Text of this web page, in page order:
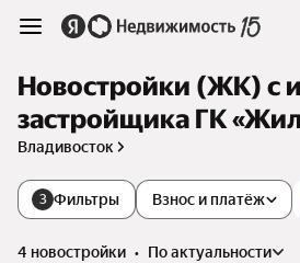
Новостройки (ЖК) с
застройщика ГК
Владивосток
3 Фильтры Взнос и платёж
4 новостройки •
по актуальности